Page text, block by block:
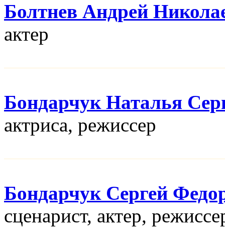
Болтнев Андрей
актер
Бондарчук Наталья
актриса, режисcер
Бондарчук Сергей
сценарист, актер,